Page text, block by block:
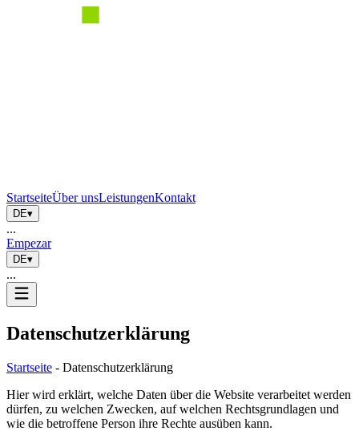
StartseiteÜber unsLeistungenKontakt
DE▾
...
Empezar
DE▾
...
Datenschutzerklärung
Startseite - Datenschutzerklärung
Hier wird erklärt, welche Daten über die Website verarbeitet werden
dürfen, zu welchen Zwecken, auf welchen Rechtsgrundlagen und
wie die betroffene Person ihre Rechte ausüben kann.